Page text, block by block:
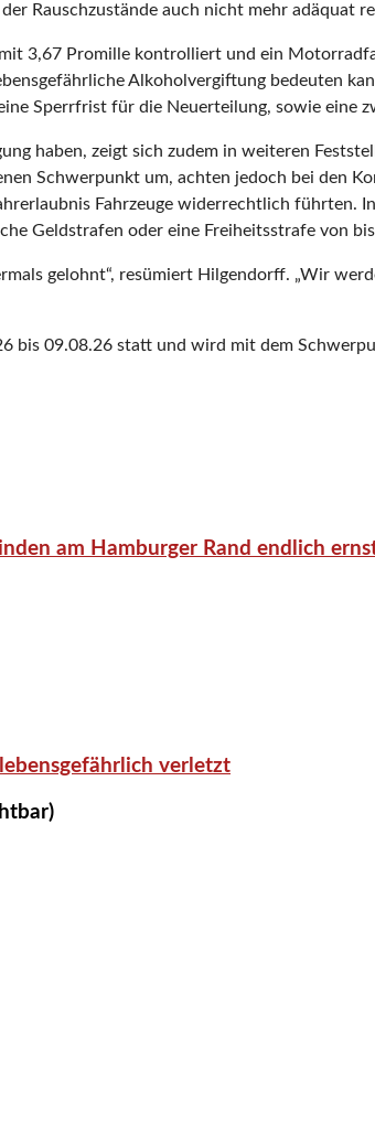
Rauschzustände auch nicht mehr adäquat
3,67 Promille kontrolliert und ein
Alkoholvergiftung bedeuten
Sperrfrist für die Neuerteilung, sowie eine
haben, zeigt sich zudem in weiteren
Schwerpunkt um, achten jedoch bei den
Fahrzeuge widerrechtlich führten.
Geldstrafen oder eine Freiheitsstrafe von
gelohnt“, resümiert Hilgendorff. „Wir
bis 09.08.26 statt und wird mit dem
am Hamburger Rand endlich
verletzt